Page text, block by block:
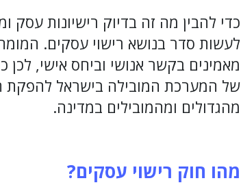
לעשות סדר בנושא רישוי עסקים.
מאמינים בקשר אנושי וביחס אישי,
של המערכת המובילה בישראל להפקת
מהגדולים ומהמובילים במדינה.
מהו חוק רישוי עסקים?